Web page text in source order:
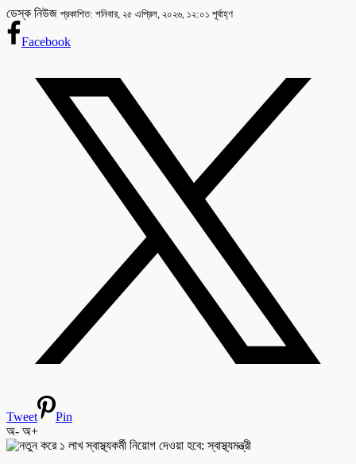
ডেস্ক নিউজ প্রকাশিত: শনিবার, ২৫ এপ্রিল, ২০২৬, ১২:০১ পূর্বাহ্ণ
Facebook
Tweet
Pin
অ- অ+